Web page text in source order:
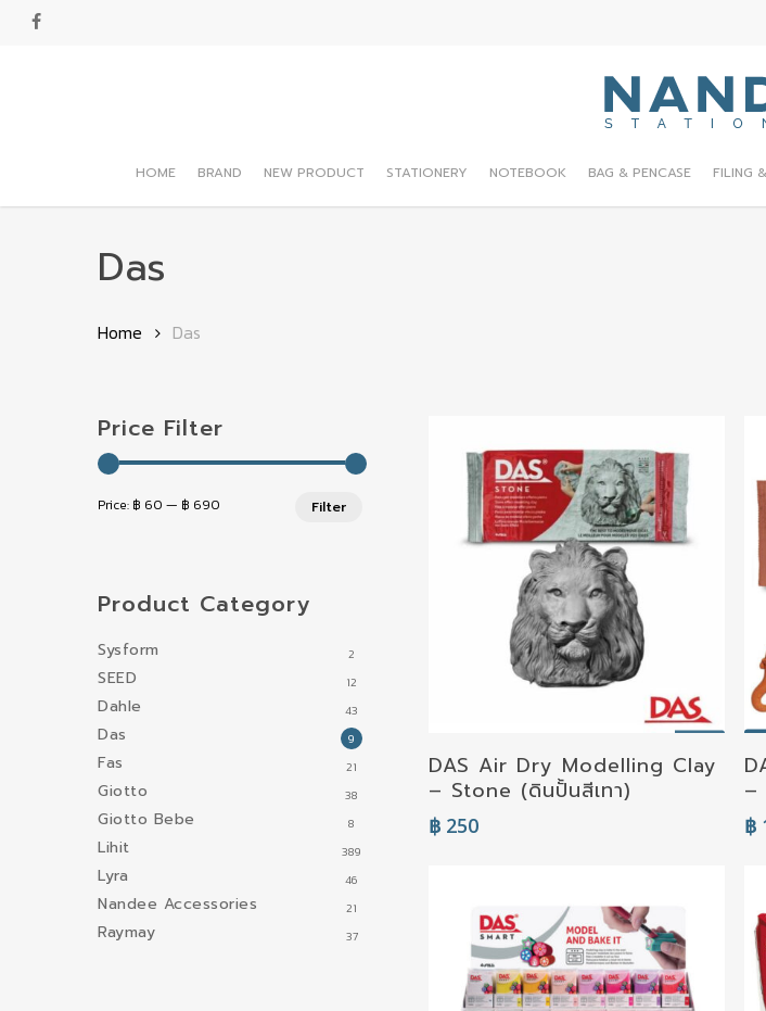
facebook
HOME BRAND NEW PRODUCT STATIONERY NOTEBOOK BAG & PENCASE FILING
Das
Home Das
Price Filter
Filter
Price: ฿ 60 — ฿ 690
Product Category
Sysform 2
SEED 12
Dahle 43
Das 9
Fas 21
Giotto 38
Giotto Bebe 8
Lihit 389
Lyra 46
Nandee Accessories 21
Raymay 37
Add To Cart
DAS Air Dry Modelling Clay
– Stone (ดินปั้นสีเทา)
฿ 250
–
฿